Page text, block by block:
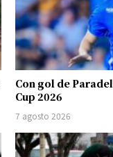
Con gol de
Cup 2026
7 agosto 2026